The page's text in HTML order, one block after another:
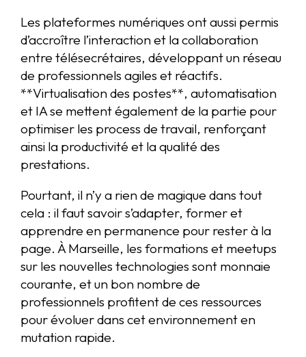
Les plateformes numériques ont aussi permis
d’accroître l’interaction et la collaboration
entre télésecrétaires, développant un réseau
de professionnels agiles et réactifs.
**Virtualisation des postes**, automatisation
et IA se mettent également de la partie pour
optimiser les process de travail, renforçant
ainsi la productivité et la qualité des
prestations.
Pourtant, il n’y a rien de magique dans tout
cela : il faut savoir s’adapter, former et
apprendre en permanence pour rester à la
page. À Marseille, les formations et meetups
sur les nouvelles technologies sont monnaie
courante, et un bon nombre de
professionnels profitent de ces ressources
pour évoluer dans cet environnement en
mutation rapide.